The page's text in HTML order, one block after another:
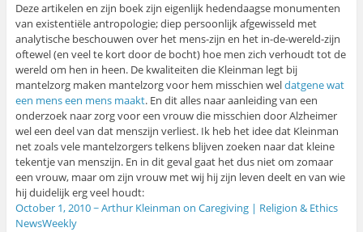
Deze artikelen en zijn boek zijn eigenlijk hedendaagse monumenten
van existentiële antropologie; diep persoonlijk afgewisseld met
analytische beschouwen over het mens-zijn en het in-de-wereld-zijn
oftewel (en veel te kort door de bocht) hoe men zich verhoudt tot de
wereld om hen in heen. De kwaliteiten die Kleinman legt bij
mantelzorg maken mantelzorg voor hem misschien weldatgene wat
een mens een mens maakt. En dit alles naar aanleiding van een
onderzoek naar zorg voor een vrouw die misschien door Alzheimer
wel een deel van dat menszijn verliest. Ik heb het idee dat Kleinman
net zoals vele mantelzorgers telkens blijven zoeken naar dat kleine
tekentje van menszijn. En in dit geval gaat het dus niet om zomaar
een vrouw, maar om zijn vrouw met wij hij zijn leven deelt en van wie
hij duidelijk erg veel houdt:
October 1, 2010 ~ Arthur Kleinman on Caregiving | Religion & Ethics
NewsWeekly